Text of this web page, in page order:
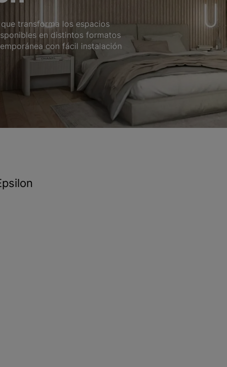
transforma los espacios
en distintos formatos
con fácil instalación